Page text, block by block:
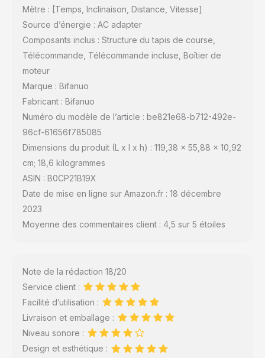
Mètre : [Temps, Inclinaison, Distance, Vitesse]
Source d’énergie : AC adapter
Composants inclus : Structure du tapis de course,
Télécommande, Télécommande incluse, Boîtier de
moteur
Marque : Bifanuo
Fabricant : Bifanuo
Numéro du modèle de l’article : be821e68-b712-492e-
96cf-61656f785085
Dimensions du produit (L x l x h) : 119,38 x 55,88 x 10,92
cm; 18,6 kilogrammes
ASIN : B0CP21B19X
Date de mise en ligne sur Amazon.fr : 18 décembre
2023
Moyenne des commentaires client : 4,5 sur 5 étoiles
Note de la rédaction 18/20
Service client :
Facilité d’utilisation :
Livraison et emballage :
Niveau sonore :
Design et esthétique :